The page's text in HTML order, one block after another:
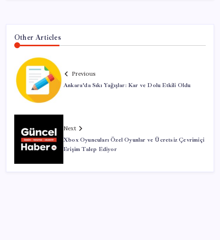
Other Articles
Previous
Ankara’da Sıkı Yağışlar: Kar ve Dolu Etkili Oldu
Next
Xbox Oyuncuları Özel Oyunlar ve Ücretsiz Çevrimiçi
Erişim Talep Ediyor